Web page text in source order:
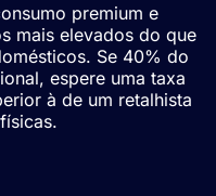
premium e
mais elevados do que
Se 40% do
espere uma taxa
à de um retalhista